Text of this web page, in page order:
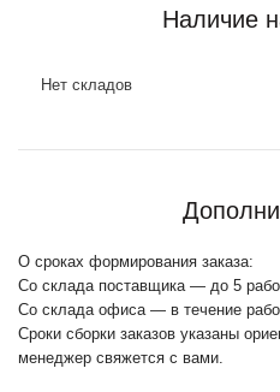
Наличие
Нет складов
О сроках формирования заказа:
Со склада поставщика — до 5
Со склада офиса — в течение
Сроки сборки заказов указаны
менеджер свяжется с вами.